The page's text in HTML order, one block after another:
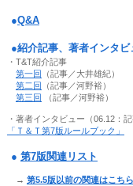
●Q&A
●紹介記事、著者インタビ
・T&T紹介記事
第一回 （記事／大井雄紀）
第二回 （記事／河野裕）
第三回 （記事／河野裕）
・著者インタビュー（06.12：記
「Ｔ＆Ｔ第7版ルールブック」
● 第7版関連リスト
→ 第5.5版以前の関連はこちら